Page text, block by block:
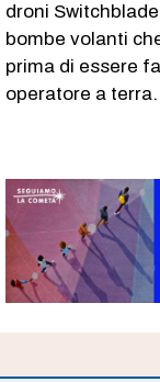
droni
bombe volanti
prima di essere
operatore a terra.